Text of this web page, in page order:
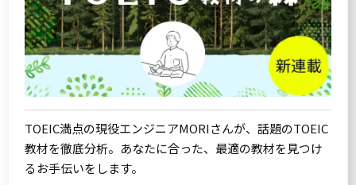
TOEIC満点の現役エンジニアMORIさんが、話題のTOEIC
教材を徹底分析。あなたに合った、最適の教材を見つけ
るお手伝いをします。